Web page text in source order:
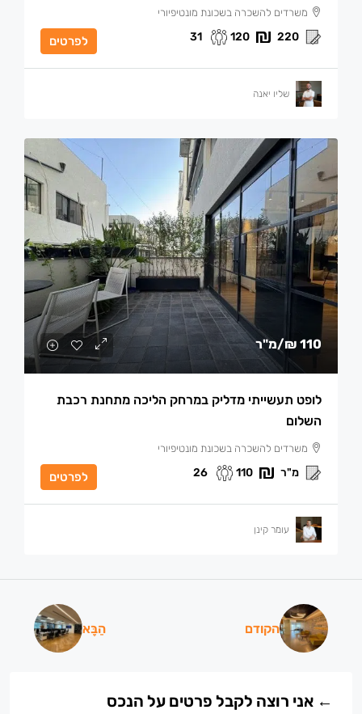
משרדים להשכרה בשכונת מונטיפיורי
220
120
31 לפרטים
שליו יאנה
110 ₪ /מ"ר
לופט תעשייתי מדליק במרחק הליכה מתחנת רכבת
השלום
משרדים להשכרה בשכונת מונטיפיורי
מ"ר 110
26 לפרטים
עומר קינן
הקודם הַבָּא